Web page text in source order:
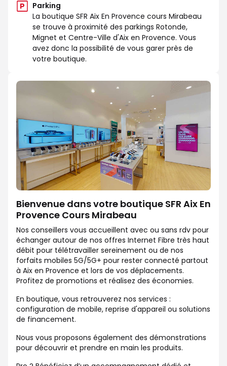
Parking
La boutique SFR Aix En Provence cours Mirabeau
se trouve à proximité des parkings Rotonde,
Mignet et Centre-Ville d'Aix en Provence. Vous
avez donc la possibilité de vous garer près de
votre boutique.
Bienvenue dans votre boutique SFR Aix En
Provence Cours Mirabeau
Nos conseillers vous accueillent avec ou sans rdv pour
échanger autour de nos offres Internet Fibre très haut
débit pour télétravailler sereinement ou de nos
forfaits mobiles 5G/5G+ pour rester connecté partout
à Aix en Provence et lors de vos déplacements.
Profitez de promotions et réalisez des économies.
En boutique, vous retrouverez nos services :
configuration de mobile, reprise d'appareil ou solutions
de financement.
Nous vous proposons également des démonstrations
pour découvrir et prendre en main les produits.